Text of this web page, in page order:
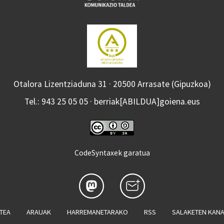
Otalora Lizentziaduna 31 · 20500 Arrasate (Gipuzkoa)
Tel.: 943 25 05 05 · berriak[ABILDUA]goiena.eus
CodeSyntaxek garatua
ARAUAK HARREMANETARAKO RSS SALAKETEN